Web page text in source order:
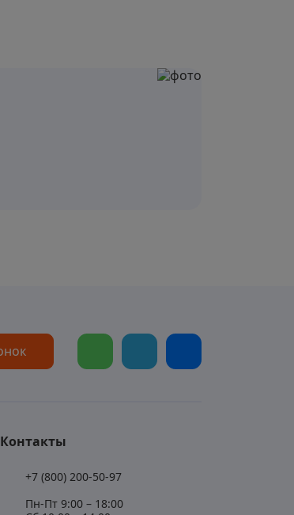
Контакты
+7 (800) 200-50-97
Пн-Пт 9:00 – 18:00